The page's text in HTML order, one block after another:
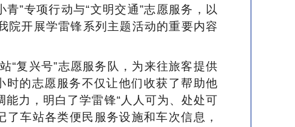
青”专项行动与“文明交通”志愿服务，以
院开展学雷锋系列主题活动的重要内容
“复兴号”志愿服务队，为来往旅客提供
的志愿服务不仅让他们收获了帮助他
力，明白了学雷锋“人人可为、处处可
车站各类便民服务设施和车次信息，